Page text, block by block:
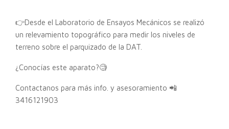
👉Desde el Laboratorio de Ensayos Mecánicos se realizó
un relevamiento topográfico para medir los niveles de
terreno sobre el parquizado de la DAT.
¿Conocías este aparato?🧐
Contactanos para más info. y asesoramiento 📲
3416121903